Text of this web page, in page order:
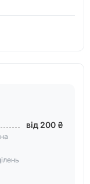
від 200 ₴